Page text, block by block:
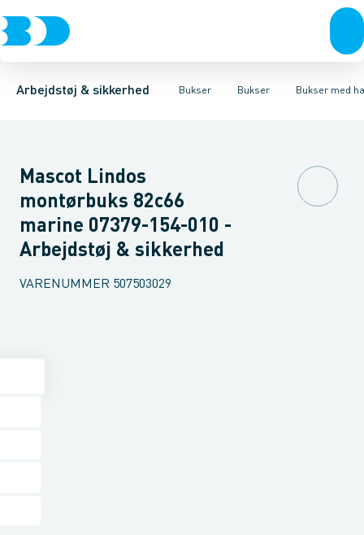
Arbejdstøj & sikkerhed Bukser
Trøjer & t-shirtsBukser Overtøj & huer Undertøj & sokkerSko
Bukser
BukserKnickers & Shorts OverallsKedeldragter Knæskånere
Bukser med
Bukser med hængelommer Bukser med lårlommer
Mascot Lindos
montørbuks 82c66
marine 07379-154-010 -
Arbejdstøj & sikkerhed
VARENUMMER 507503029